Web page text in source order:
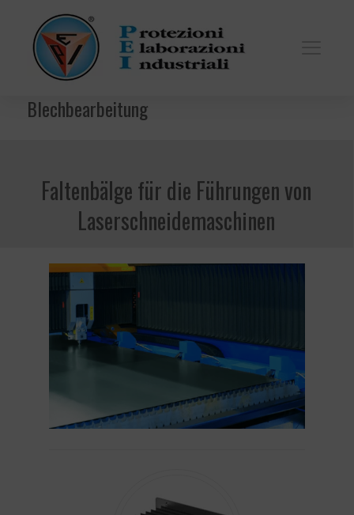
Blechbearbeitung
Faltenbälge für die Führungen von
Laserschneidemaschinen